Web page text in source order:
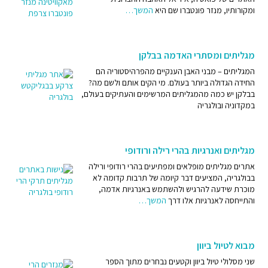
אבו יזיד בוסטמי היה אחד המיסטיקנים המוסלמים הקדומים החשובים ביותר,
שעל שמו נקראת דרך השיכרון בסוּפיות. נולד ונקבר בצפון פרס (נפטר ב-874),
לפי החוקר מירצ'ה אליאדה, "בוסטמי היה הראשון שתיאר את ההתנסות
המיסטית שלו במונחים של "מיערג" (עלייתו הלילית של מוחמד). הוא הגיע
לאחווה גמורה, ולפחות לרגע האמין שהגיע לאחדות מוחלטת של האהוב,
האוהב והאהבה עצמה. כשהיה במצב זה של אקסטזה, בוסטמי השמיע "ביטויים
תיאופתיים", כלומר שהוא דיבר כאילו הוא האל עצמו. "האל בחן את כל ההכרות
הוא אמר: "התהילה לי, מה נעלה אנוכי."
"הפלגתי אל האוקיינוס בעוד שהנביאים הקודמים נשארו על החוף."
"הו אדוני, הכניעות שלך אלי יותר גדולה המכניעות שלי אלייך."
"עשיתי ארבע טעויות בצעדים הראשונים שלי בדרך: חשבתי שאני זוכר אותו ואני
יודע אותו ואני אוהב אותו ואני מחפש אותו, אבל כשהגעתי אליו ראיתי שהזכירה
ומקורותיו, מנזר פונטברו שם היאהמשך…
מגליתים ומסתרי האדמה בבלקן
המגליתים – מבני האבן הענקיים מהפרהיסטוריה הם
החידה הגדולה ביותר בעולם. מי הקים אותם ולשם מה?
בבלקן יש כמה מהמגליתים המרשימים והעתיקים בעולם,
במקדוניה ובולגריה
מגליתים ואנרגיות בהרי רילה ורודופי
אתרים מגליתים מופלאים ומפתיעים בהרי רודופי ורילה
בבולגריה, המציעים דבר קיומה של תרבות קדומה לא
מוכרת שידעה להרגיש ולהשתמש באנרגיות אדמה,
והתייחסה לאנרגיות אלו דרךהמשך…
מבוא לטיול ביוון
שני מסלולי טיול ביוון וקטעים נבחרים מתוך הספר